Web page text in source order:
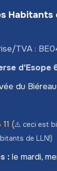
Habitants
TVA :
d'Esope
du
(⚠️ ceci est
de LLN!)
: le mardi,